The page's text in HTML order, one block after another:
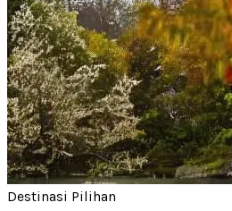
Destinasi Pilihan